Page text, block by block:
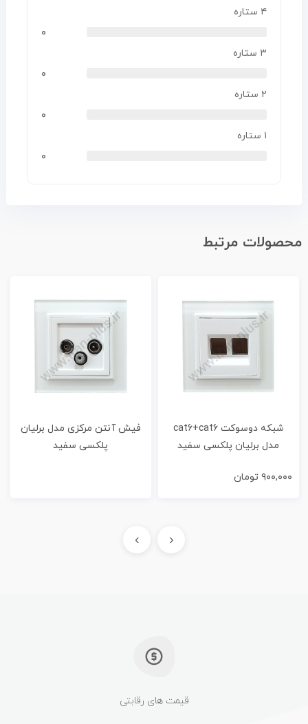
۴ ستاره
۰
۳ ستاره
۰
۲ ستاره
۰
۱ ستاره
۰
محصولات مرتبط
شبکه دوسوکت cat6+cat6
مدل برلیان پلکسی سفید
۹۰۰,۰۰۰ تومان
فیش آنتن مرکزی مدل برلیان
پلکسی سفید
‹
›
قیمت های رقابتی